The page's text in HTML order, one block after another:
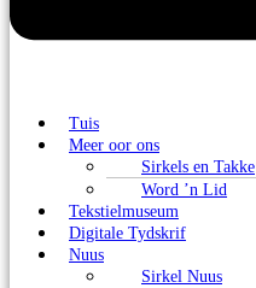
Tuis
Meer oor ons
Sirkels en Takke
Word ’n Lid
Tekstielmuseum
Digitale Tydskrif
Nuus
Sirkel Nuus